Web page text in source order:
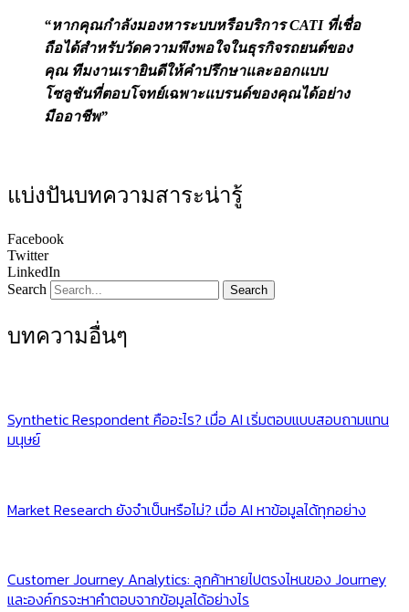
“หากคุณกำลังมองหาระบบหรือบริการ CATI ที่เชื่อ
ถือได้สำหรับวัดความพึงพอใจในธุรกิจรถยนต์ของ
คุณ ทีมงานเรายินดีให้คำปรึกษาและออกแบบ
โซลูชันที่ตอบโจทย์เฉพาะแบรนด์ของคุณได้อย่าง
มืออาชีพ”
แบ่งปันบทความสาระน่ารู้
Facebook
Twitter
LinkedIn
Search
Search
บทความอื่นๆ
Synthetic Respondent คืออะไร? เมื่อ AI เริ่มตอบแบบสอบถามแทน
มนุษย์
Market Research ยังจำเป็นหรือไม่? เมื่อ AI หาข้อมูลได้ทุกอย่าง
Customer Journey Analytics: ลูกค้าหายไปตรงไหนของ Journey
และองค์กรจะหาคำตอบจากข้อมูลได้อย่างไร